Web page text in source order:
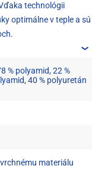
technológii
optimálne v teple a sú
% polyamid, 22 %
40 % polyuretán
materiálu